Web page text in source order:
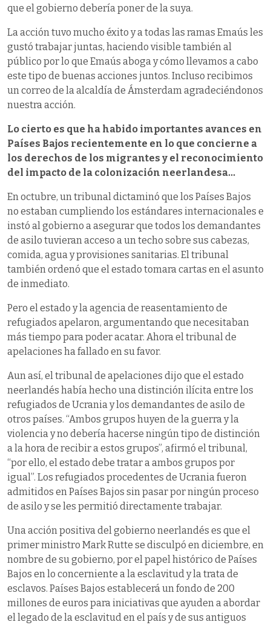
que el gobierno debería poner de la suya.
La acción tuvo mucho éxito y a todas las ramas Emaús les
gustó trabajar juntas, haciendo visible también al
público por lo que Emaús aboga y cómo llevamos a cabo
este tipo de buenas acciones juntos. Incluso recibimos
un correo de la alcaldía de Ámsterdam agradeciéndonos
nuestra acción.
Lo cierto es que ha habido importantes avances en
Países Bajos recientemente en lo que concierne a
los derechos de los migrantes y el reconocimiento
del impacto de la colonización neerlandesa…
En octubre, un tribunal dictaminó que los Países Bajos
no estaban cumpliendo los estándares internacionales e
instó al gobierno a asegurar que todos los demandantes
de asilo tuvieran acceso a un techo sobre sus cabezas,
comida, agua y provisiones sanitarias. El tribunal
también ordenó que el estado tomara cartas en el asunto
de inmediato.
Pero el estado y la agencia de reasentamiento de
refugiados apelaron, argumentando que necesitaban
más tiempo para poder acatar. Ahora el tribunal de
apelaciones ha fallado en su favor.
Aun así, el tribunal de apelaciones dijo que el estado
neerlandés había hecho una distinción ilícita entre los
refugiados de Ucrania y los demandantes de asilo de
otros países. “Ambos grupos huyen de la guerra y la
violencia y no debería hacerse ningún tipo de distinción
a la hora de recibir a estos grupos”, afirmó el tribunal,
“por ello, el estado debe tratar a ambos grupos por
igual”. Los refugiados procedentes de Ucrania fueron
admitidos en Países Bajos sin pasar por ningún proceso
de asilo y se les permitió directamente trabajar.
Una acción positiva del gobierno neerlandés es que el
primer ministro Mark Rutte se disculpó en diciembre, en
nombre de su gobierno, por el papel histórico de Países
Bajos en lo concerniente a la esclavitud y la trata de
esclavos. Países Bajos establecerá un fondo de 200
millones de euros para iniciativas que ayuden a abordar
el legado de la esclavitud en el país y de sus antiguos